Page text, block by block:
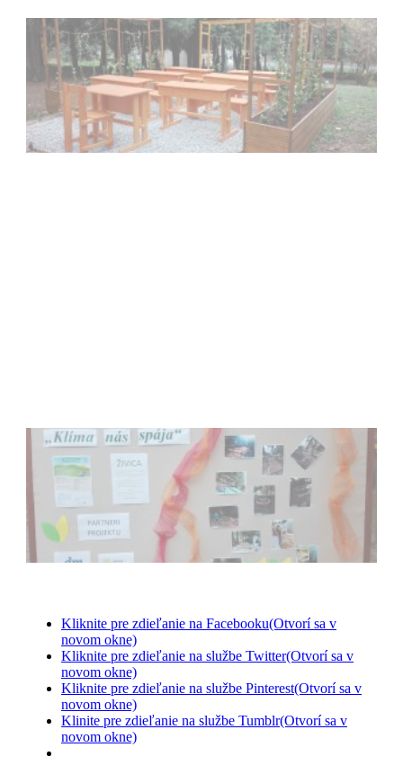
Kliknite pre zdieľanie na Facebooku(Otvorí sa v
novom okne)
Kliknite pre zdieľanie na službe Twitter(Otvorí sa v
novom okne)
Kliknite pre zdieľanie na službe Pinterest(Otvorí sa v
novom okne)
Klinite pre zdieľanie na službe Tumblr(Otvorí sa v
novom okne)